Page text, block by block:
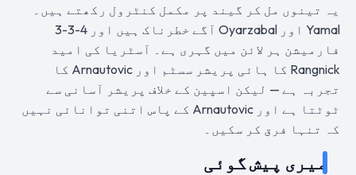
یہ تینوں مل کر گیند پر مکمل کنٹرول رکھتے ہیں۔
Yamal اور Oyarzabal آگے خطرناک ہیں اور 4-3-3
فارمیشن ہر لائن میں گہری ہے۔ آسٹریا کی امید
Rangnick کا ہائی پریشر سسٹم اور Arnautovic کا
تجربہ ہے — لیکن اسپین کے خلاف پریشر آسانی سے
ٹوٹتا ہے اور Arnautovic کے پاس اتنی توانائی نہیں
کہ تنہا فرق کر سکیں۔
میری پیش گوئی